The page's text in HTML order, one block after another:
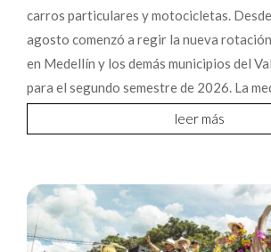
carros particulares y motocicletas.
agosto comenzó a regir la nueva
en Medellín y los demás municipios del
para el segundo semestre de 2026. La
leer más